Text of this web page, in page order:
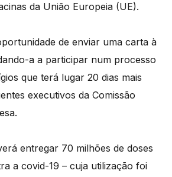
da União Europeia (UE).
de enviar uma carta à
a a participar num processo
que terá lugar 20 dias mais
executivos da Comissão
entregar 70 milhões de doses
a covid-19 – cuja utilização foi